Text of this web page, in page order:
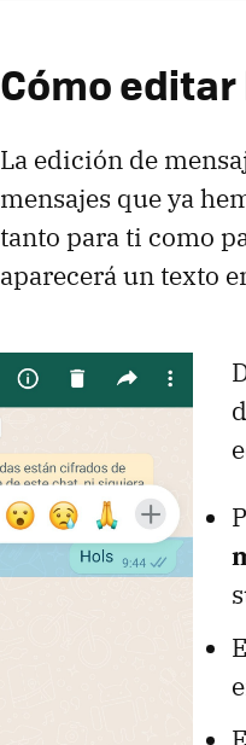
Cómo
La edición de
mensajes que ya
tanto para ti como
aparecerá un texto